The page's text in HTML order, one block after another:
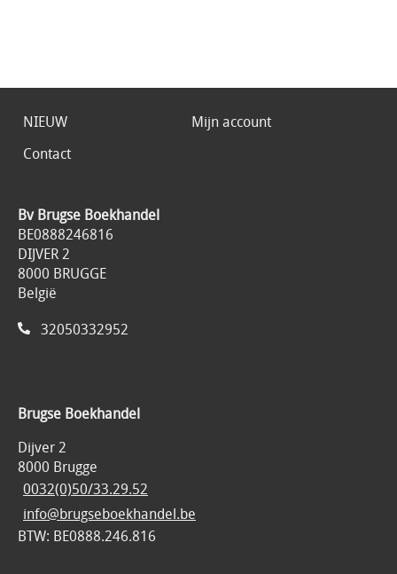
NIEUW
Mijn account
Contact
Bv Brugse Boekhandel
BE0888246816
DIJVER 2
8000 BRUGGE
België
32050332952
Brugse Boekhandel
Dijver 2
8000 Brugge
0032(0)50/33.29.52
info@brugseboekhandel.be
BTW: BE0888.246.816